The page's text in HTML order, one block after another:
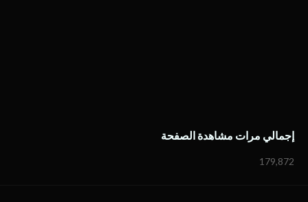
إجمالي مرات مشاهدة الصفحة
179,872